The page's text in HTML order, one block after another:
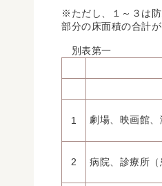
※ただし、１～３は
部分の床面積の合計
別表第一
1 劇場、映画館
2 病院、診療所